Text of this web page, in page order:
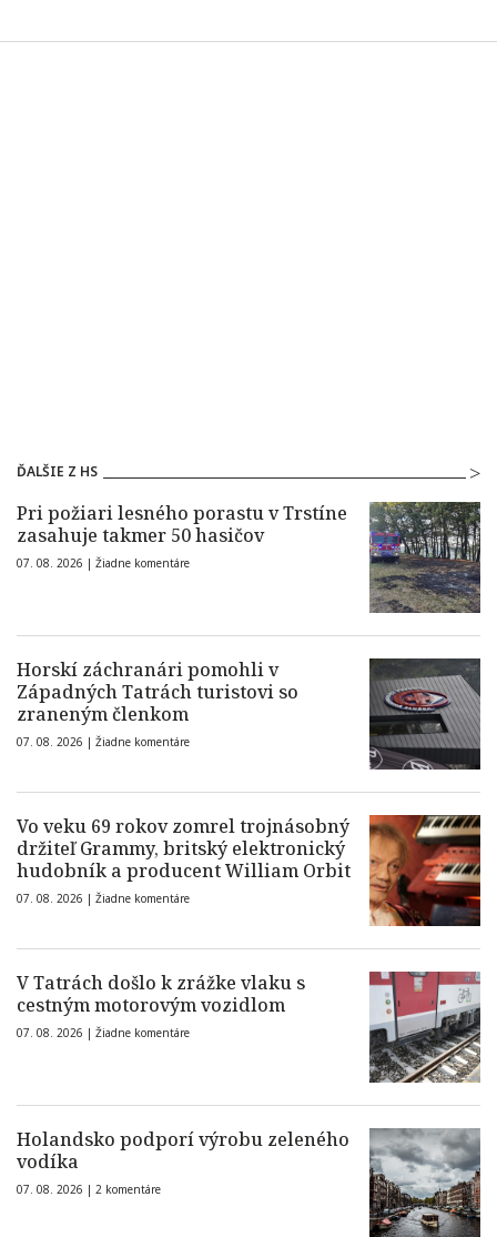
ĎALŠIE Z HS
Pri požiari lesného porastu v Trstíne
zasahuje takmer 50 hasičov
07. 08. 2026 | Žiadne komentáre
Horskí záchranári pomohli v
Západných Tatrách turistovi so
zraneným členkom
07. 08. 2026 | Žiadne komentáre
Vo veku 69 rokov zomrel trojnásobný
držiteľ Grammy, britský elektronický
hudobník a producent William Orbit
07. 08. 2026 | Žiadne komentáre
V Tatrách došlo k zrážke vlaku s
cestným motorovým vozidlom
07. 08. 2026 | Žiadne komentáre
Holandsko podporí výrobu zeleného
vodíka
07. 08. 2026 | 2 komentáre